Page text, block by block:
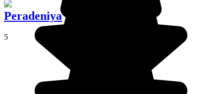
Peradeniya
5